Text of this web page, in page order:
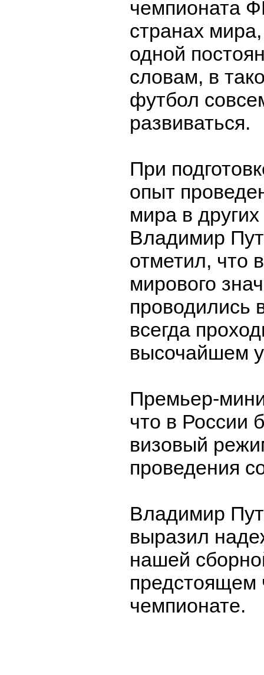
чемпионата
странах
одной
словам, в
футбол
развиваться.
При
опыт
мира в
Владимир
отметил, что
мирового
проводились
всегда
высочайшем
Премьер-
что в России
визовый
проведения
Владимир
выразил
нашей
предстоящем
чемпионате.